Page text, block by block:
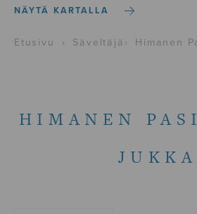
NÄYTÄ KARTALLA
Etusivu › Säveltäjä › Himanen
HIMANEN
JUKKA